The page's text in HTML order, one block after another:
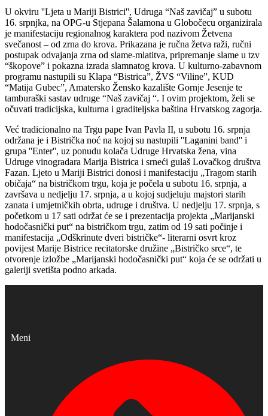
U okviru ''Ljeta u Mariji Bistrici'', Udruga “Naš zavičaj” u subotu
16. srpnjka, na OPG-u Stjepana Šalamona u Globočecu organizirala
je manifestaciju regionalnog karaktera pod nazivom Žetvena
svečanost – od zrna do krova. Prikazana je ručna žetva raži, ručni
postupak odvajanja zrna od slame-mlatitva, pripremanje slame u tzv
“škopove” i pokazna izrada slamnatog krova. U kulturno-zabavnom
programu nastupili su Klapa “Bistrica”, ŽVS “Viline”, KUD
“Matija Gubec”, Amatersko Žensko kazalište Gornje Jesenje te
tamburaški sastav udruge “Naš zavičaj “. I ovim projektom, želi se
očuvati tradicijska, kulturna i graditeljska baština Hrvatskog zagorja.
Već tradicionalno na Trgu pape Ivan Pavla II, u subotu 16. srpnja
održana je i Bistrička noć na kojoj su nastupili ''Laganini band'' i
grupa ''Enter'', uz ponudu kolača Udruge Hrvatska žena, vina
Udruge vinogradara Marija Bistrica i srneći gulaš Lovačkog društva
Fazan. Ljeto u Mariji Bistrici donosi i manifestaciju „Tragom starih
običaja“ na bistričkom trgu, koja je počela u subotu 16. srpnja, a
završava u nedjelju 17. srpnja, a u kojoj sudjeluju majstori starih
zanata i umjetničkih obrta, udruge i društva. U nedjelju 17. srpnja, s
početkom u 17 sati održat će se i prezentacija projekta „Marijanski
hodočasnički put“ na bistričkom trgu, zatim od 19 sati počinje i
manifestacija „Odškrinute dveri bistričke“- literarni osvrt kroz
povijest Marije Bistrice recitatorske družine „Bistričko srce“, te
otvorenje izložbe „Marijanski hodočasnički put“ koja će se održati u
galeriji svetišta podno arkada.
Meni